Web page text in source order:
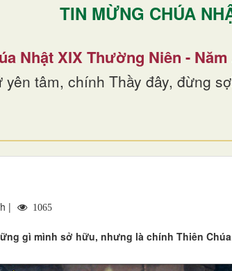
TIN MỪNG CHÚA
Nhật XIX Thường Niên -
yên tâm, chính Thầy đây, đừng
| 1065
gì mình sở hữu, nhưng là chính Thiên